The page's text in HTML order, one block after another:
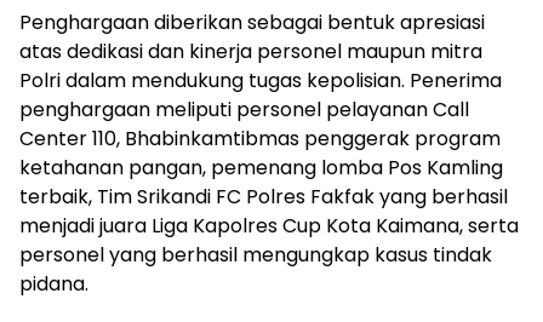
Penghargaan diberikan sebagai bentuk apresiasi
atas dedikasi dan kinerja personel maupun mitra
Polri dalam mendukung tugas kepolisian. Penerima
penghargaan meliputi personel pelayanan Call
Center 110, Bhabinkamtibmas penggerak program
ketahanan pangan, pemenang lomba Pos Kamling
terbaik, Tim Srikandi FC Polres Fakfak yang berhasil
menjadi juara Liga Kapolres Cup Kota Kaimana, serta
personel yang berhasil mengungkap kasus tindak
pidana.